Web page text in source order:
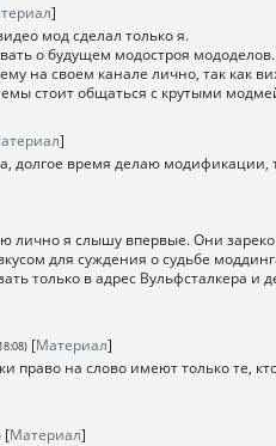
]
мод сделал только я.
о будущем модостроя
на своем канале лично, так как
стоит общаться с крутыми
]
долгое время делаю
лично я слышу впервые. Они
для суждения о судьбе
только в адрес Вульфсталкера
[Материал]
право на слово имеют только те,
[Материал]